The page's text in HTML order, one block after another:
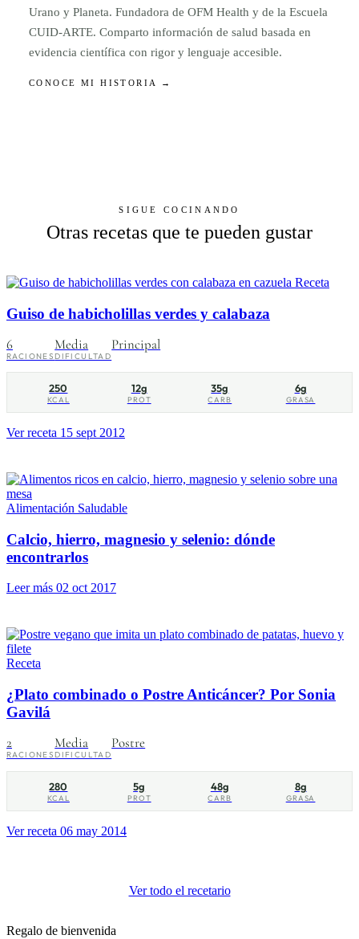
Urano y Planeta. Fundadora de OFM Health y de la Escuela
CUID-ARTE. Comparto información de salud basada en
evidencia científica con rigor y lenguaje accesible.
CONOCE MI HISTORIA →
SIGUE COCINANDO
Otras recetas que te pueden gustar
Receta
Guiso de habicholillas verdes y calabaza
6
RACIONES
Media
DIFICULTAD
Principal
250
KCAL
12g
PROT
35g
CARB
6g
GRASA
Ver receta 15 sept 2012
Alimentación Saludable
Calcio, hierro, magnesio y selenio: dónde
encontrarlos
Leer más 02 oct 2017
Receta
¿Plato combinado o Postre Anticáncer? Por Sonia
Gavilá
2
RACIONES
Media
DIFICULTAD
Postre
280
KCAL
5g
PROT
48g
CARB
8g
GRASA
Ver receta 06 may 2014
Ver todo el recetario
Regalo de bienvenida